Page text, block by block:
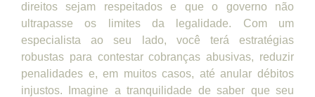
direitos sejam respeitados e que o governo não
ultrapasse os limites da legalidade. Com um
especialista ao seu lado, você terá estratégias
robustas para contestar cobranças abusivas, reduzir
penalidades e, em muitos casos, até anular débitos
injustos. Imagine a tranquilidade de saber que seu